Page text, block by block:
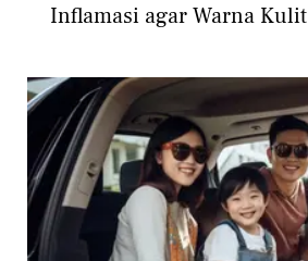
Inflamasi agar Warna